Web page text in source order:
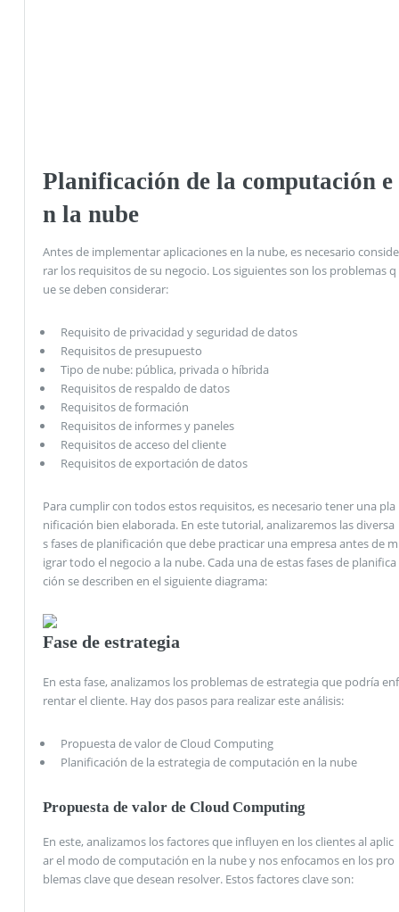
Planificación de la computación e
n la nube
Antes de implementar aplicaciones en la nube, es necesario conside
rar los requisitos de su negocio. Los siguientes son los problemas q
ue se deben considerar:
Requisito de privacidad y seguridad de datos
Requisitos de presupuesto
Tipo de nube: pública, privada o híbrida
Requisitos de respaldo de datos
Requisitos de formación
Requisitos de informes y paneles
Requisitos de acceso del cliente
Requisitos de exportación de datos
Para cumplir con todos estos requisitos, es necesario tener una pla
nificación bien elaborada. En este tutorial, analizaremos las diversa
s fases de planificación que debe practicar una empresa antes de m
igrar todo el negocio a la nube. Cada una de estas fases de planifica
ción se describen en el siguiente diagrama:
Fase de estrategia
En esta fase, analizamos los problemas de estrategia que podría enf
rentar el cliente. Hay dos pasos para realizar este análisis:
Propuesta de valor de Cloud Computing
Planificación de la estrategia de computación en la nube
Propuesta de valor de Cloud Computing
En este, analizamos los factores que influyen en los clientes al aplic
ar el modo de computación en la nube y nos enfocamos en los pro
blemas clave que desean resolver. Estos factores clave son: